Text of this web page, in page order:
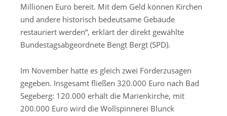
Millionen Euro bereit. Mit dem Geld können Kirchen
und andere historisch bedeutsame Gebäude
restauriert werden“, erklärt der direkt gewählte
Bundestagsabgeordnete Bengt Bergt (SPD).
Im November hatte es gleich zwei Förderzusagen
gegeben. Insgesamt fließen 320.000 Euro nach Bad
Segeberg: 120.000 erhält die Marienkirche, mit
200.000 Euro wird die Wollspinnerei Blunck